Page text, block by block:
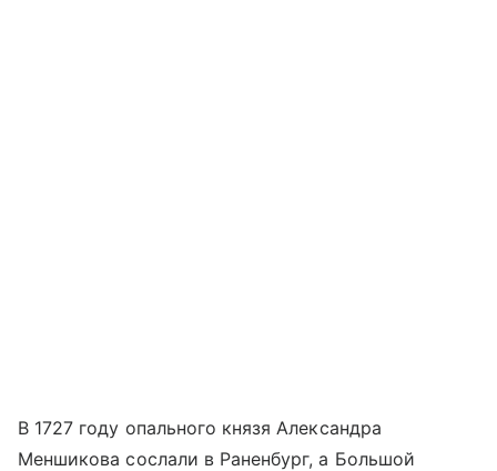
В 1727 году опального князя Александра
Меншикова сослали в Раненбург, а Большой